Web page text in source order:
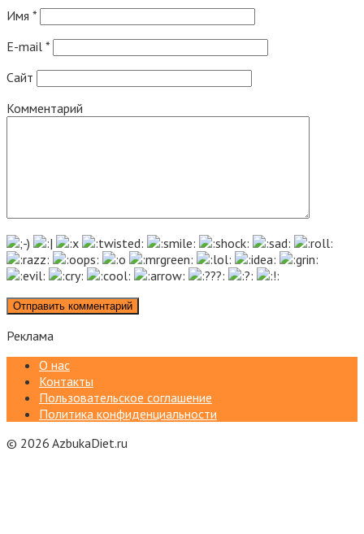
Имя *
E-mail *
Сайт
Комментарий
Реклама
О нас
Контакты
Пользовательское соглашение
Политика конфиденциальности
© 2026 AzbukaDiet.ru